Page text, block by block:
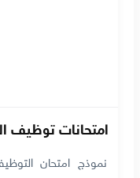
امتحانات توظيف
نموذج امتحان